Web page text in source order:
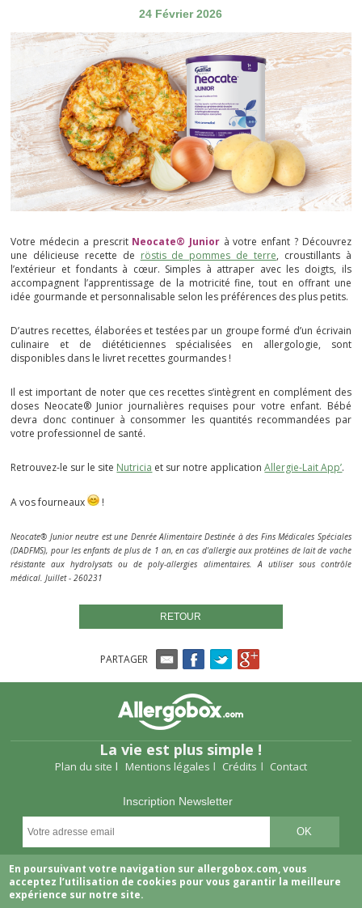
24 Février 2026
Votre médecin a prescrit Neocate® Junior à votre enfant ? Découvrez
une délicieuse recette de röstis de pommes de terre, croustillants à
l’extérieur et fondants à cœur. Simples à attraper avec les doigts, ils
accompagnent l’apprentissage de la motricité fine, tout en offrant une
idée gourmande et personnalisable selon les préférences des plus petits.
D’autres recettes, élaborées et testées par un groupe formé d’un écrivain
culinaire et de diététiciennes spécialisées en allergologie, sont
disponibles dans le livret recettes gourmandes !
Il est important de noter que ces recettes s’intègrent en complément des
doses Neocate® Junior journalières requises pour votre enfant. Bébé
devra donc continuer à consommer les quantités recommandées par
votre professionnel de santé.
Retrouvez-le sur le site Nutricia et sur notre applicationAllergie-Lait App’.
A vos fourneaux !
Neocate® Junior neutre est une Denrée Alimentaire Destinée à des Fins Médicales Spéciales
(DADFMS), pour les enfants de plus de 1 an, en cas d'allergie aux protéines de lait de vache
résistante aux hydrolysats ou de poly-allergies alimentaires. A utiliser sous contrôle
médical. Juillet - 260231
RETOUR
PARTAGER
La vie est plus simple !
Plan du site Mentions légales Crédits Contact
Inscription Newsletter
Suivez-nous
En poursuivant votre navigation sur allergobox.com, vous
acceptez l’utilisation de cookies pour vous garantir la meilleure
expérience sur notre site.